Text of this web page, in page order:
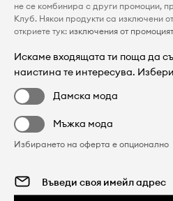
не се комбинира с други промоции,
Клуб. Някои продукти са изключени
откриете тук: изключения от
Искаме входящата ти поща да
наистина те интересува.
Дамска мода
Мъжка мода
Избирането на оферта е опционално